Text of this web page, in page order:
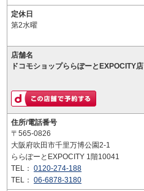
定休日
第2水曜
店舗名
ドコモショップららぽーとEXPOCITY店
住所/電話番号
〒565-0826
大阪府吹田市千里万博公園2-1
ららぽーとEXPOCITY 1階10041
TEL： 0120-274-188
TEL： 06-6878-3180